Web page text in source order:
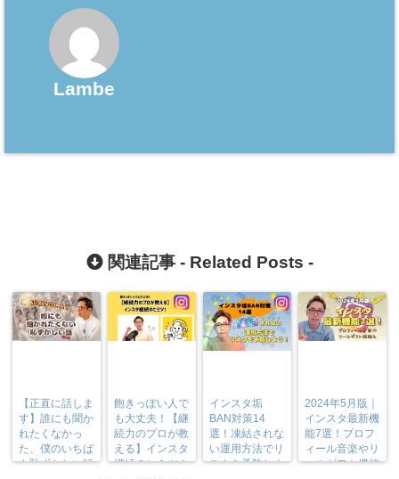
Lambe
関連記事 - Related Posts -
【正直に話しま
す】誰にも聞か
れたくなかっ
た、僕のいちば
ん恥ずかしい話
飽きっぽい人で
も大丈夫！【継
続力のプロが教
える】インスタ
継続のヒミツ！
インスタ垢
BAN対策14
選！凍結されな
い運用方法でリ
スクを予防しよ
2024年5月版｜
インスタ最新機
能7選！プロフ
ィール音楽やリ
ールギフト機能